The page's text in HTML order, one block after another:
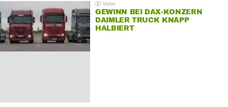
GEWINN BEI DAX-KONZERN
DAIMLER TRUCK KNAPP
HALBIERT